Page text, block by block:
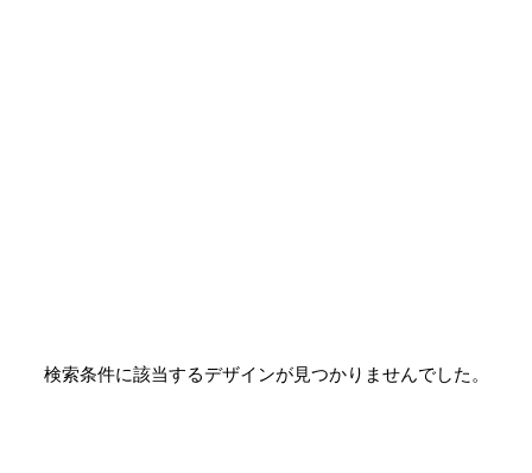
検索条件に該当するデザインが見つかりませんでした。